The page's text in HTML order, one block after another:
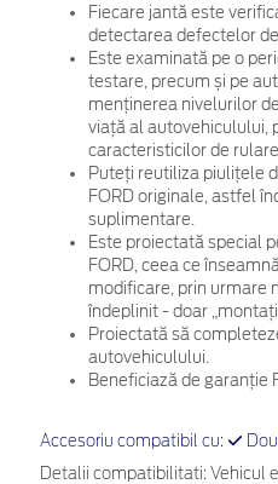
Fiecare jantă este
detectarea defectelor
Este examinată pe o
testare, precum și pe
menținerea nivelurilor
viață al autovehiculului,
caracteristicilor de rulare.
Puteți reutiliza piulițele
FORD originale, astfel
suplimentare.
Este proiectată special
FORD, ceea ce
modificare, prin urmare
îndeplinit - doar „montați
Proiectată să
autovehiculului.
Beneficiază de garanție
Accesoriu compatibil cu:
Detalii compatibilitati: Vehicul